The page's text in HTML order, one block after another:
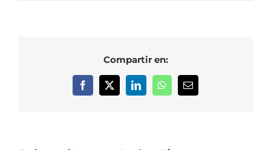
Compartir en:
Facebook
X LinkedInWhatsAppCorreo
electrónico